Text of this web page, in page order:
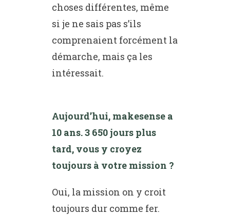
choses différentes, même
si je ne sais pas s’ils
comprenaient forcément la
démarche, mais ça les
intéressait.
Aujourd’hui, makesense a
10 ans. 3 650 jours plus
tard, vous y croyez
toujours à votre mission ?
Oui, la mission on y croit
toujours dur comme fer.